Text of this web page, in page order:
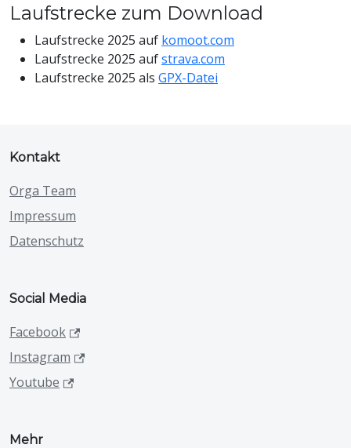
Laufstrecke zum Download
Laufstrecke 2025 auf komoot.com
Laufstrecke 2025 aufstrava.com
Laufstrecke 2025 als GPX-Datei
Kontakt
Orga Team
Impressum
Datenschutz
Social Media
Facebook
Instagram
Youtube
Mehr